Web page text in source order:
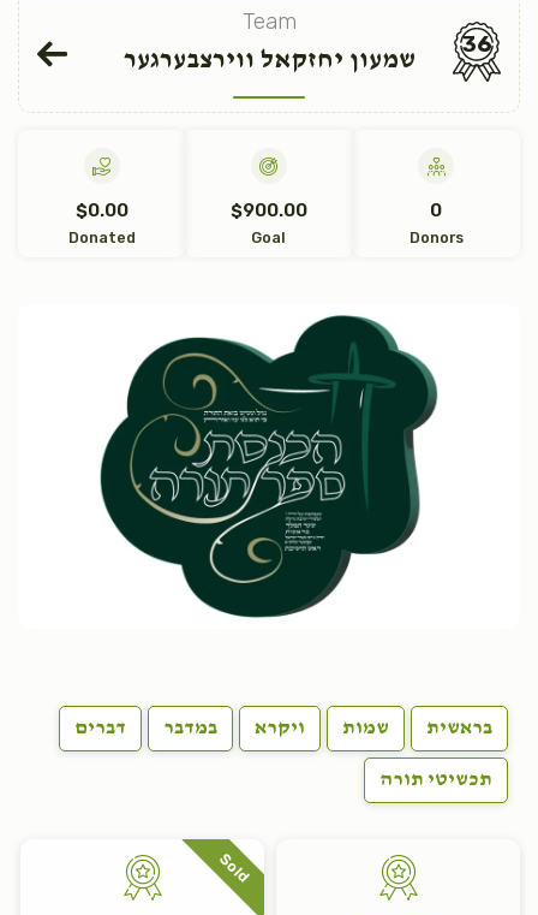
Team
שמעון יחזקאל ווירצבערגער
36
$0.00
Donated
$900.00
Goal
0
Donors
בראשית שמות ויקרא במדבר דברים
תכשיטי תורה
Sold